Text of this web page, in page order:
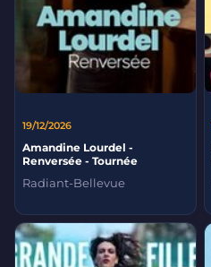
19/12/2026
Amandine Lourdel -
Renversée - Tournée
Radiant-Bellevue